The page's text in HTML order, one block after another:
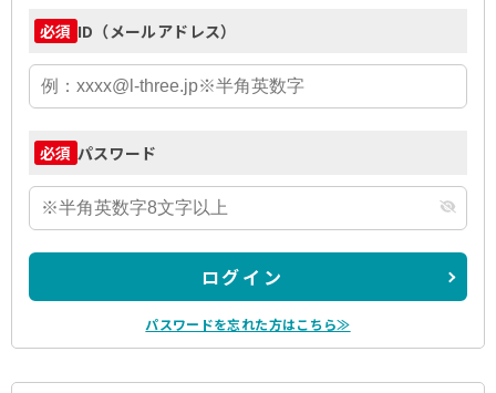
必須 ID（メールアドレス）
必須 パスワード
ログイン
パスワードを忘れた方はこちら≫